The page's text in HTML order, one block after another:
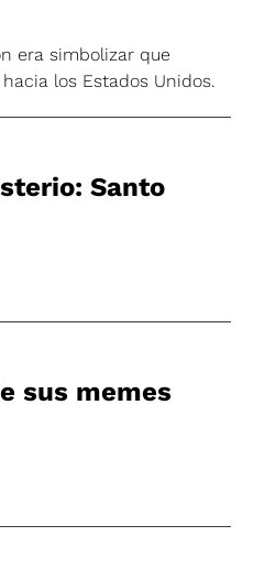
era simbolizar que
los Estados Unidos.
Santo
sus memes